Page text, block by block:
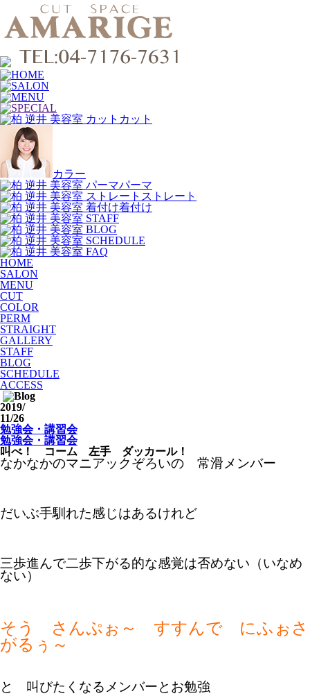
カット
カラー
パーマ
ストレート
着付け
HOME
SALON
MENU
CUT
COLOR
PERM
STRAIGHT
GALLERY
STAFF
BLOG
SCHEDULE
ACCESS
2019/
11/26
勉強会・講習会
勉強会・講習会
叫べ！ コーム 左手 ダッカール！
なかなかのマニアックぞろいの 常滑メンバー
だいぶ手馴れた感じはあるけれど
三歩進んで二歩下がる的な感覚は否めない（いなめ
ない）
そう さんぷぉ～ すすんで にふぉさ
がるぅ～
と 叫びたくなるメンバーとお勉強